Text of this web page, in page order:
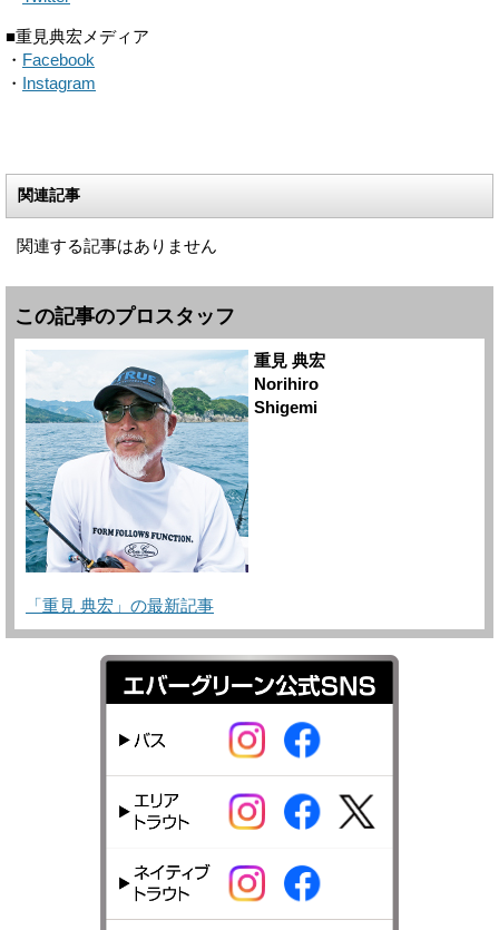
■重見典宏メディア
・ Facebook
・
Instagram
関連記事
関連する記事はありません
この記事のプロスタッフ
重見 典宏
Norihiro
Shigemi
「重見 典宏」の最新記事